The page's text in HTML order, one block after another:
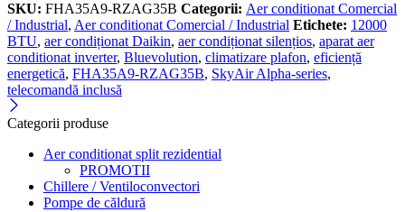
SKU: FHA35A9-RZAG35B Categorii: Aer conditionat Comercial
/ Industrial, Aer conditionat Comercial / Industrial Etichete: 12000
BTU, aer condiționat Daikin, aer condiționat silențios, aparat aer
conditionat inverter, Bluevolution, climatizare plafon, eficiență
energetică, FHA35A9-RZAG35B, SkyAir Alpha-series,
telecomandă inclusă
Categorii produse
Aer conditionat split rezidential
PROMOTII
Chillere / Ventiloconvectori
Pompe de căldură